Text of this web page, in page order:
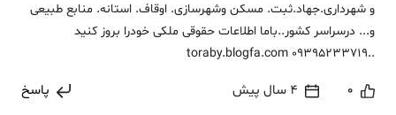
و شهرداری.جهاد.ثبت. مسکن وشهرسازی. اوقاف. استانه. منابع طبیعی
و... درسراسر کشور..باما اطلاعات حقوقی ملکی خودرا بروز کنید
..toraby.blogfa.com 09395233719
0 4 سال پیش پاسخ